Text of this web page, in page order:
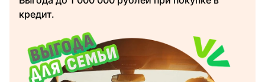
кредит.